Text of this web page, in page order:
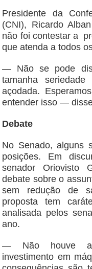
Presidente da
(CNI), Ricardo
não foi contestar a
que atenda a todos
— Não se pode
tamanha
açodada.
entender isso —
Debate
No Senado, alguns
posições. Em
senador Oriovisto
debate sobre o
sem redução de
proposta tem
analisada pelos
ano.
— Não houve
investimento em